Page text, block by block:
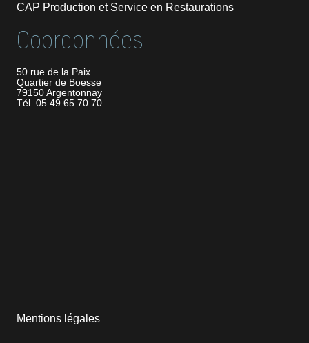
CAP Production et Service en Restaurations
Coordonnées
50 rue de la Paix
Quartier de Boesse
79150 Argentonnay
Tél. 05.49.65.70.70
Mentions légales